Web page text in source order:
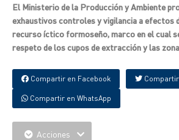
El Ministerio de la Producción y Ambiente
exhaustivos controles y vigilancia a efectos
recurso íctico formoseño, marco en el cual
respeto de los cupos de extracción y las
Compartir en Facebook
Compartir en WhatsApp
Acciones